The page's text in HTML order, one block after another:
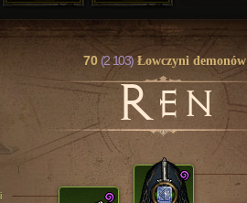
70 (2 103)Łowczyni demonów
REN